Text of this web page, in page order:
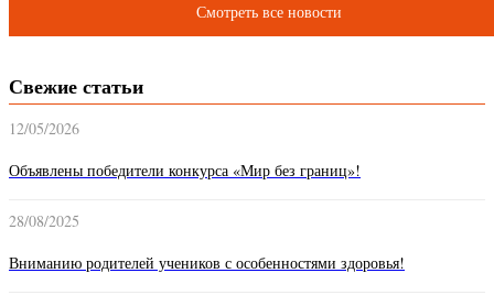
Смотреть все новости
Свежие статьи
12/05/2026
Объявлены победители конкурса «Мир без границ»!
28/08/2025
Вниманию родителей учеников с особенностями здоровья!